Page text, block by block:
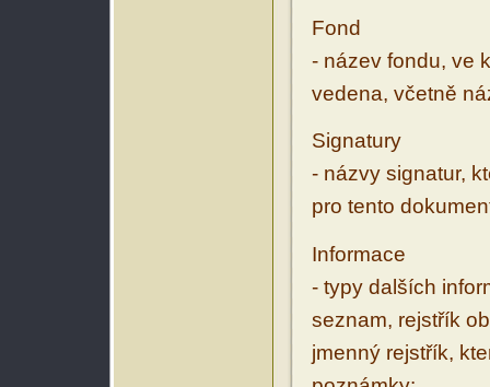
Fond
- název fondu, ve
vedena, včetně
Signatury
- názvy signatur,
pro tento
Informace
- typy dalších
seznam, rejstřík
jmenný rejstřík,